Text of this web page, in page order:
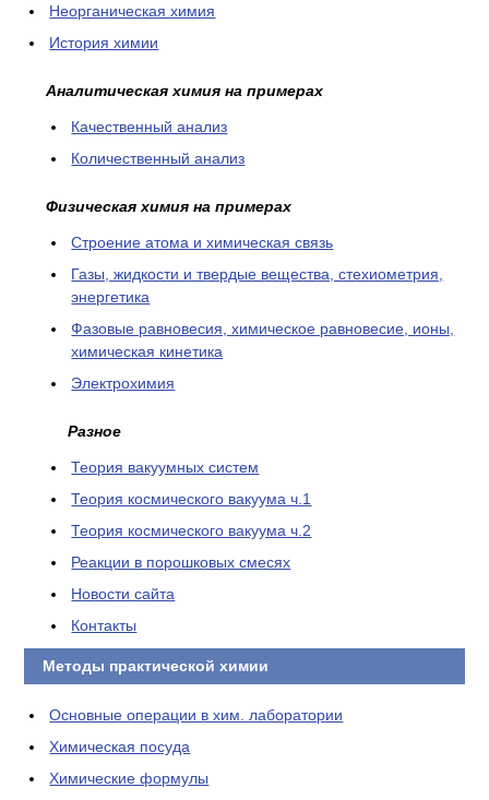
Неорганическая химия
История химии
Аналитическая химия на примерах
Качественный анализ
Количественный анализ
Физическая химия на примерах
Cтроение атома и химическая связь
Газы, жидкости и твердые вещества, стехиометрия,
энергетика
Фазовые равновесия, химическое равновесие, ионы,
химическая кинетика
Электрохимия
Разное
Теория вакуумных систем
Теория космического вакуума ч.1
Теория космического вакуума ч.2
Реакции в порошковых смесях
Новости сайта
Контакты
Методы практической химии
Основные операции в хим. лаборатории
Химическая посуда
Химические формулы